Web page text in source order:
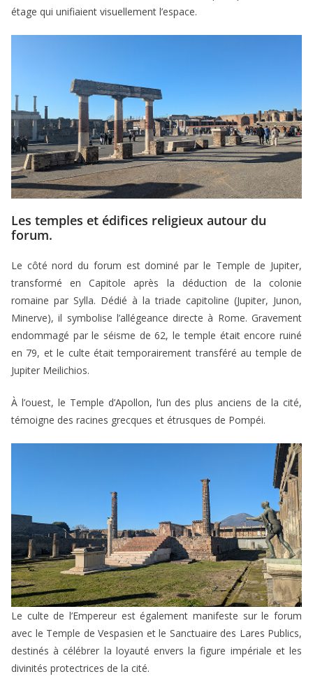
étage qui unifiaient visuellement l’espace.
Les temples et édifices religieux autour du
forum.
Le côté nord du forum est dominé par le Temple de Jupiter,
transformé en Capitole après la déduction de la colonie
romaine par Sylla. Dédié à la triade capitoline (Jupiter, Junon,
Minerve), il symbolise l’allégeance directe à Rome. Gravement
endommagé par le séisme de 62, le temple était encore ruiné
en 79, et le culte était temporairement transféré au temple de
Jupiter Meilichios.
À l’ouest, le Temple d’Apollon, l’un des plus anciens de la cité,
témoigne des racines grecques et étrusques de Pompéi.
Le culte de l’Empereur est également manifeste sur le forum
avec le Temple de Vespasien et le Sanctuaire des Lares Publics,
destinés à célébrer la loyauté envers la figure impériale et les
divinités protectrices de la cité.